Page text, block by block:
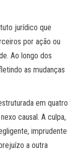
jurídico que
por ação ou
Ao longo dos
as mudanças
em quatro
causal. A culpa,
imprudente
a outra